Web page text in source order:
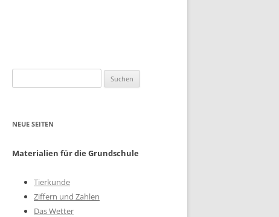
nach:
NEUE SEITEN
Materialien für die Grundschule
Tierkunde
Ziffern und Zahlen
Das Wetter